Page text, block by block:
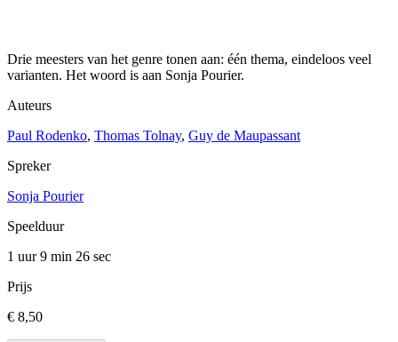
Drie meesters van het genre tonen aan: één thema, eindeloos veel
varianten. Het woord is aan Sonja Pourier.
Auteurs
Paul Rodenko, Thomas Tolnay, Guy de Maupassant
Spreker
Sonja Pourier
Speelduur
1 uur 9 min 26 sec
Prijs
€ 8,50